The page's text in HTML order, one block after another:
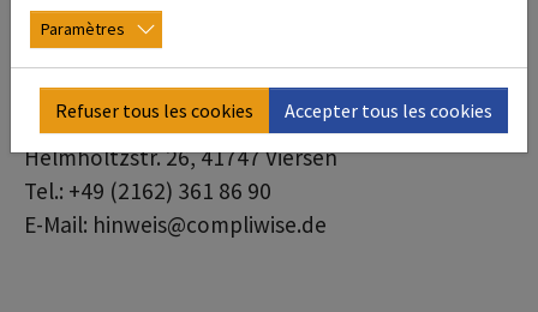
datenschutz(at)schauenburg.com
https://schauenburg-group.hinweis.digital/
CompliWise GmbH & Co. KG
Helmholtzstr. 26, 41747 Viersen
Tel.: +49 (2162) 361 86 90
E-Mail: hinweis@compliwise.de
Paramètres
Refuser tous les cookies Accepter tous les cookies